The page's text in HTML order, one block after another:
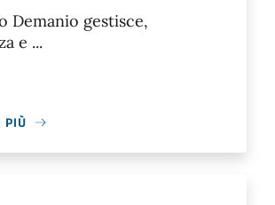
Demanio gestisce,
e ...
PIÙ